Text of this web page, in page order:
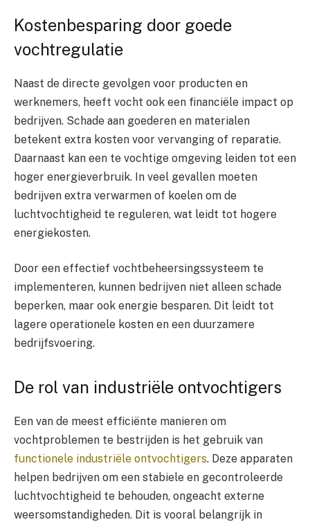
Kostenbesparing door goede
vochtregulatie
Naast de directe gevolgen voor producten en
werknemers, heeft vocht ook een financiële impact op
bedrijven. Schade aan goederen en materialen
betekent extra kosten voor vervanging of reparatie.
Daarnaast kan een te vochtige omgeving leiden tot een
hoger energieverbruik. In veel gevallen moeten
bedrijven extra verwarmen of koelen om de
luchtvochtigheid te reguleren, wat leidt tot hogere
energiekosten.
Door een effectief vochtbeheersingssysteem te
implementeren, kunnen bedrijven niet alleen schade
beperken, maar ook energie besparen. Dit leidt tot
lagere operationele kosten en een duurzamere
bedrijfsvoering.
De rol van industriële ontvochtigers
Een van de meest efficiënte manieren om
vochtproblemen te bestrijden is het gebruik van
functionele industriële ontvochtigers. Deze apparaten
helpen bedrijven om een stabiele en gecontroleerde
luchtvochtigheid te behouden, ongeacht externe
weersomstandigheden. Dit is vooral belangrijk in